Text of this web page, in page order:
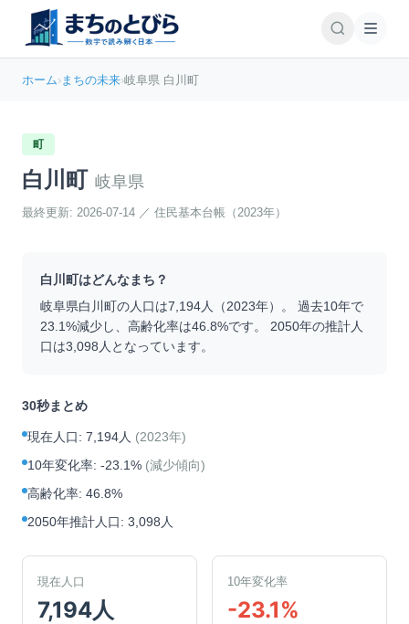
ホーム›まちの未来›岐阜県 白川町
町
白川町 岐阜県
最終更新: 2026-07-14 ／ 住民基本台帳（2023年）
白川町はどんなまち？
岐阜県白川町の人口は7,194人（2023年）。 過去10年で
23.1%減少し、高齢化率は46.8%です。 2050年の推計人
口は3,098 人となっています。
30秒まとめ
現在人口: 7,194人 (2023年)
10年変化率: -23.1% (減少傾向)
高齢化率: 46.8%
2050年推計人口: 3,098人
現在人口
7,194人
10年変化率
-23.1%